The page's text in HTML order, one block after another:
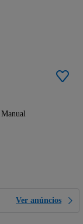
Manual
Ver anúncios